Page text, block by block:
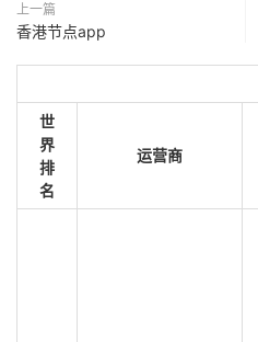
上一篇
香港节点app
世
界
排
名
运营商